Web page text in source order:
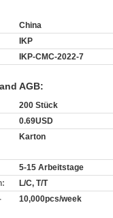
China
IKP
IKP-CMC-2022-7
AGB:
200 Stück
0.69USD
Karton
5-15 Arbeitstage
L/C, T/T
10,000pcs/week